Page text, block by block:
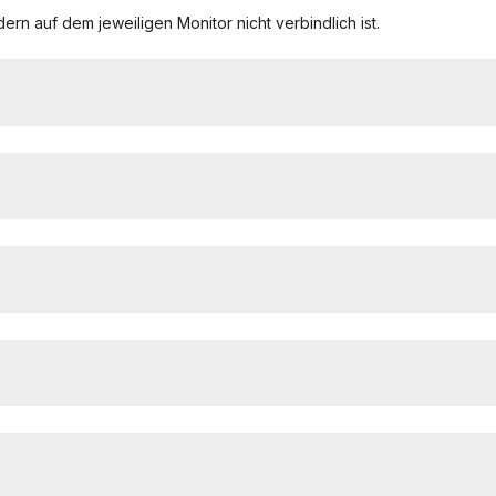
auf dem jeweiligen Monitor nicht verbindlich ist.